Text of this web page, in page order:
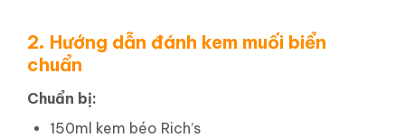
2. Hướng dẫn đánh kem muối biển
chuẩn
Chuẩn bị:
150ml kem béo Rich’s